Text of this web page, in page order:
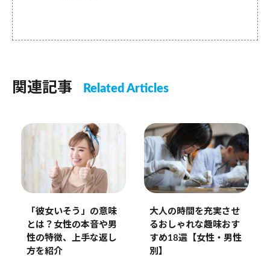
関連記事 Related Articles
「彼女いそう」の意味
とは？女性の本音や男
性の特徴、上手な返し
方を紹介
大人の時間を充実させ
るおしゃれな趣味おす
すめ18選【女性・男性
別】